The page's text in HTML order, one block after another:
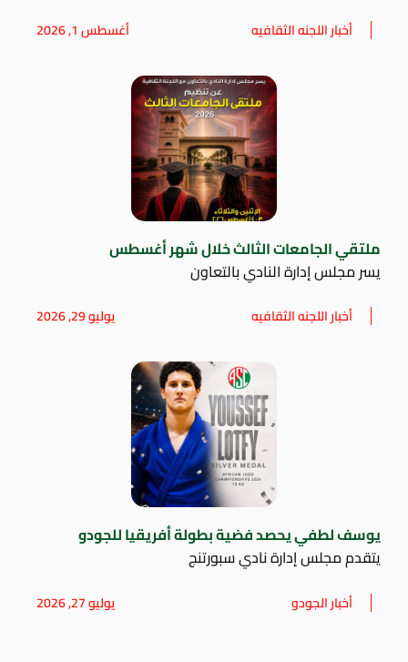
أخبار اللجنه الثقافيه أغسطس 1, 2026
ملتقي الجامعات الثالث خلال شهر أغسطس
يسر مجلس إدارة النادي بالتعاون
أخبار اللجنه الثقافيه يوليو 29, 2026
يوسف لطفي يحصد فضية بطولة أفريقيا للجودو
يتقدم مجلس إدارة نادي سبورتنج
أخبار الجودو يوليو 27, 2026